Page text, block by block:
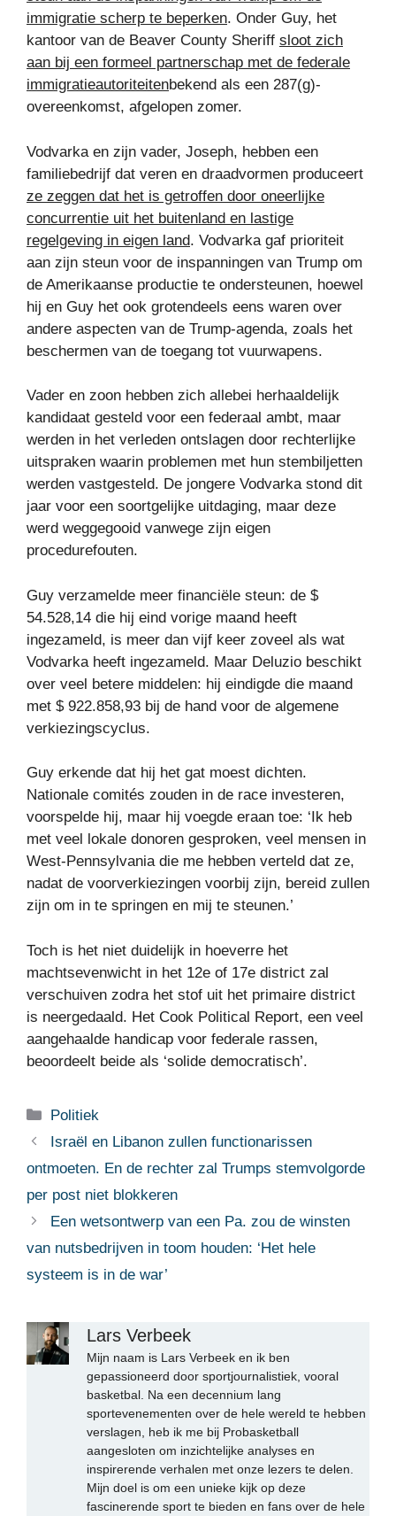
immigratie scherp te beperken. Onder Guy, het
kantoor van de Beaver County Sheriff sloot zich
aan bij een formeel partnerschap met de federale
immigratieautoriteitenbekend als een 287(g)-
overeenkomst, afgelopen zomer.
Vodvarka en zijn vader, Joseph, hebben een
familiebedrijf dat veren en draadvormen produceert
ze zeggen dat het is getroffen door oneerlijke
concurrentie uit het buitenland en lastige
regelgeving in eigen land. Vodvarka gaf prioriteit
aan zijn steun voor de inspanningen van Trump om
de Amerikaanse productie te ondersteunen, hoewel
hij en Guy het ook grotendeels eens waren over
andere aspecten van de Trump-agenda, zoals het
beschermen van de toegang tot vuurwapens.
Vader en zoon hebben zich allebei herhaaldelijk
kandidaat gesteld voor een federaal ambt, maar
werden in het verleden ontslagen door rechterlijke
uitspraken waarin problemen met hun stembiljetten
werden vastgesteld. De jongere Vodvarka stond dit
jaar voor een soortgelijke uitdaging, maar deze
werd weggegooid vanwege zijn eigen
procedurefouten.
Guy verzamelde meer financiële steun: de $
54.528,14 die hij eind vorige maand heeft
ingezameld, is meer dan vijf keer zoveel als wat
Vodvarka heeft ingezameld. Maar Deluzio beschikt
over veel betere middelen: hij eindigde die maand
met $ 922.858,93 bij de hand voor de algemene
verkiezingscyclus.
Guy erkende dat hij het gat moest dichten.
Nationale comités zouden in de race investeren,
voorspelde hij, maar hij voegde eraan toe: ‘Ik heb
met veel lokale donoren gesproken, veel mensen in
West-Pennsylvania die me hebben verteld dat ze,
nadat de voorverkiezingen voorbij zijn, bereid zullen
zijn om in te springen en mij te steunen.’
Toch is het niet duidelijk in hoeverre het
machtsevenwicht in het 12e of 17e district zal
verschuiven zodra het stof uit het primaire district
is neergedaald. Het Cook Political Report, een veel
aangehaalde handicap voor federale rassen,
beoordeelt beide als ‘solide democratisch’.
Categorieën
Politiek
Israël en Libanon zullen functionarissen
ontmoeten. En de rechter zal Trumps stemvolgorde
per post niet blokkeren
Een wetsontwerp van een Pa. zou de winsten
van nutsbedrijven in toom houden: ‘Het hele
systeem is in de war’
Lars Verbeek
Mijn naam is Lars Verbeek en ik ben
gepassioneerd door sportjournalistiek, vooral
basketbal. Na een decennium lang
sportevenementen over de hele wereld te hebben
verslagen, heb ik me bij Probasketball
aangesloten om inzichtelijke analyses en
inspirerende verhalen met onze lezers te delen.
Mijn doel is om een unieke kijk op deze
fascinerende sport te bieden en fans over de hele